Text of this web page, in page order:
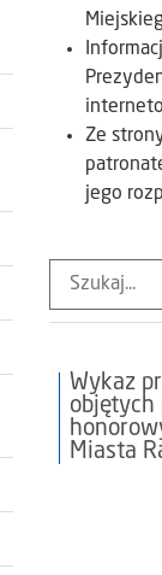
Ze
jego
Wykaz
objętych
Miasta